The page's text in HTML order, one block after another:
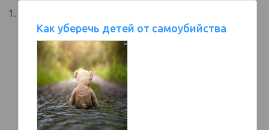
Как уберечь детей от самоубийства